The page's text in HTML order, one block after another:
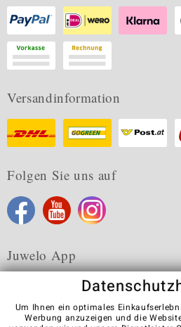
Versandinformation
Folgen Sie uns auf
Juwelo App
Um Ihnen ein optimales
Werbung anzuzeigen und die